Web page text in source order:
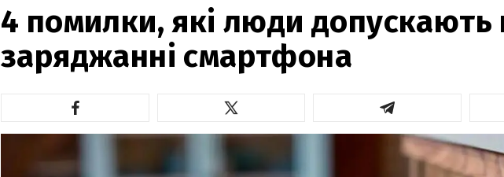
4 помилки, які люди допускають
заряджанні смартфона